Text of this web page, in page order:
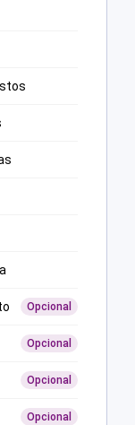
Opcional
Opcional
Opcional
Opcional